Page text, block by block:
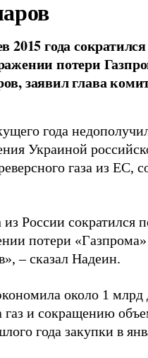
года
потери
заявил глава
года
Украиной
газа из ЕС,
России сократился
потери
– сказал Надеин.
около 1 млрд
газ и сокращению
года закупки в